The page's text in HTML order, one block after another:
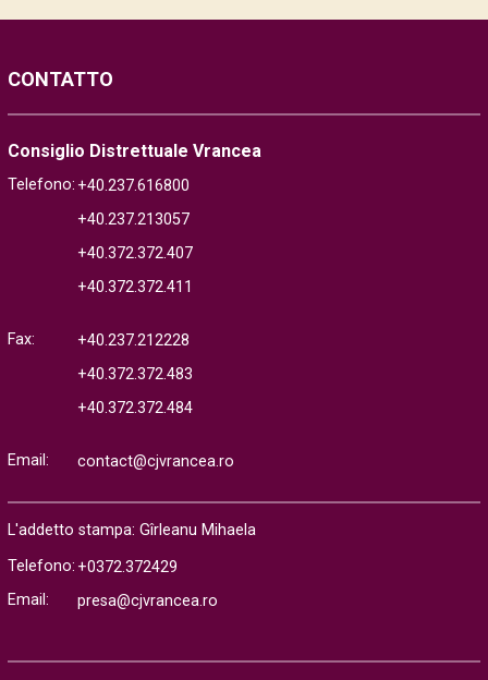
CONTATTO
Consiglio Distrettuale Vrancea
Telefono: +40.237.616800
+40.237.213057
+40.372.372.407
+40.372.372.411
Fax:
+40.237.212228
+40.372.372.483
+40.372.372.484
Email: contact@cjvrancea.ro
L'addetto stampa: Gîrleanu Mihaela
Telefono: +0372.372429
Email:
presa@cjvrancea.ro